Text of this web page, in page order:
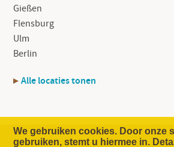
Gießen
Flensburg
Ulm
Berlin
Alle locaties tonen
We gebruiken cookies. Door onze
gebruiken, stemt u hiermee in.